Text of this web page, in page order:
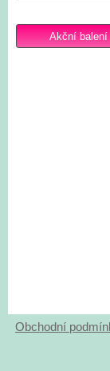
Akční balení
Obchodní